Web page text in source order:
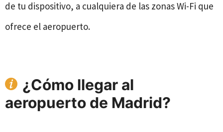
de tu dispositivo, a cualquiera de las zonas Wi-Fi que
ofrece el aeropuerto.
¿Cómo llegar al
aeropuerto de Madrid?